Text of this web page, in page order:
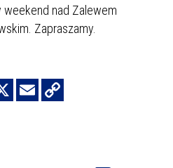
weekend nad Zalewem
Zapraszamy.